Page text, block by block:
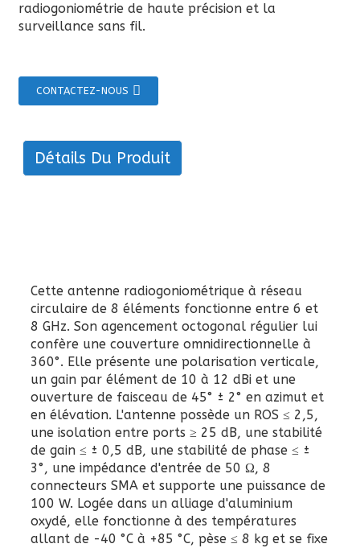
radiogoniométrie de haute précision et la
surveillance sans fil.
CONTACTEZ-NOUS
Détails Du Produit
Cette antenne radiogoniométrique à réseau
circulaire de 8 éléments fonctionne entre 6 et
8 GHz. Son agencement octogonal régulier lui
confère une couverture omnidirectionnelle à
360°. Elle présente une polarisation verticale,
un gain par élément de 10 à 12 dBi et une
ouverture de faisceau de 45° ± 2° en azimut et
en élévation. L'antenne possède un ROS ≤ 2,5,
une isolation entre ports ≥ 25 dB, une stabilité
de gain ≤ ± 0,5 dB, une stabilité de phase ≤ ±
3°, une impédance d'entrée de 50 Ω, 8
connecteurs SMA et supporte une puissance de
100 W. Logée dans un alliage d'aluminium
oxydé, elle fonctionne à des températures
allant de -40 °C à +85 °C, pèse ≤ 8 kg et se fixe